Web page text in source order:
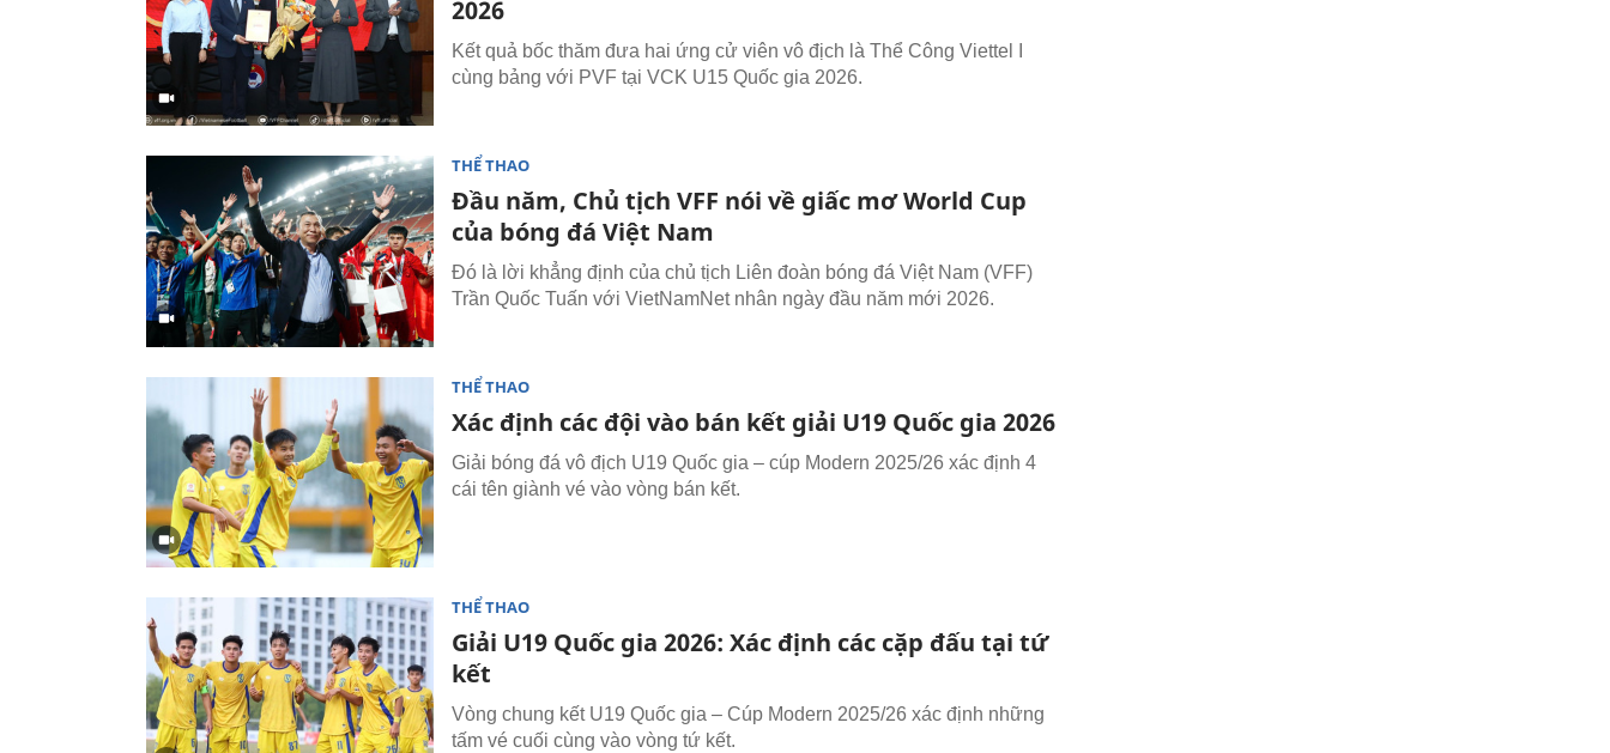
2026
Kết quả bốc thăm đưa hai ứng cử viên vô địch là Thể Công Viettel I
cùng bảng với PVF tại VCK U15 Quốc gia 2026.
THỂ THAO
Đầu năm, Chủ tịch VFF nói về giấc mơ World Cup
của bóng đá Việt Nam
Đó là lời khẳng định của chủ tịch Liên đoàn bóng đá Việt Nam (VFF)
Trần Quốc Tuấn với VietNamNet nhân ngày đầu năm mới 2026.
THỂ THAO
Xác định các đội vào bán kết giải U19 Quốc gia 2026
Giải bóng đá vô địch U19 Quốc gia – cúp Modern 2025/26 xác định 4
cái tên giành vé vào vòng bán kết.
THỂ THAO
Giải U19 Quốc gia 2026: Xác định các cặp đấu tại tứ
kết
Vòng chung kết U19 Quốc gia – Cúp Modern 2025/26 xác định những
tấm vé cuối cùng vào vòng tứ kết.